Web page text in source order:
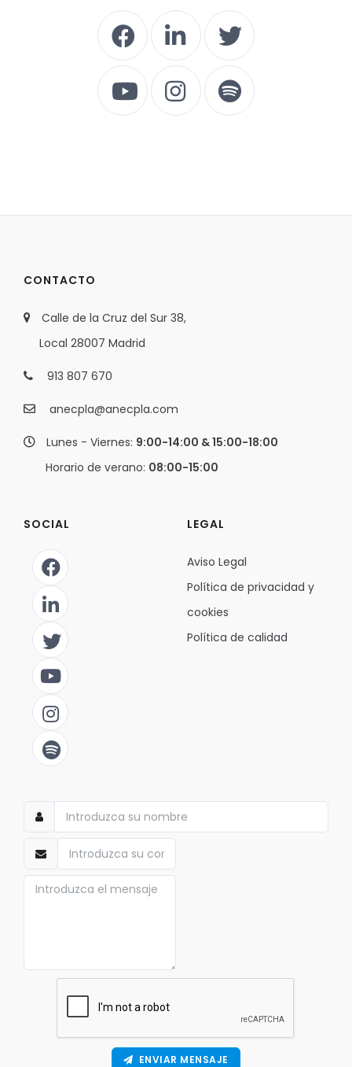
CONTACTO
Calle de la Cruz del Sur 38,
Local 28007 Madrid
913 807 670
anecpla@anecpla.com
Lunes - Viernes: 9:00-14:00 & 15:00-18:00
Horario de verano: 08:00-15:00
SOCIAL LEGAL
Aviso Legal
Política de privacidad y
cookies
Política de calidad
ENVIAR MENSAJE